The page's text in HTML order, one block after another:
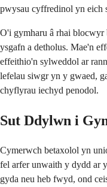
pwysau cyffredinol yn eich
O'i gymharu â rhai blocwyr
ysgafn a detholus. Mae'n
effeithio'n sylweddol ar
lefelau siwgr yn y gwaed,
chyflyrau iechyd penodol.
Sut Ddylwn i
Cymerwch betaxolol yn
fel arfer unwaith y dydd ar
gyda neu heb fwyd, ond